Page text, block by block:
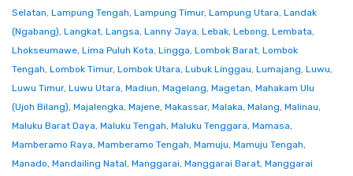
Selatan, Lampung Tengah, Lampung Timur, Lampung Utara, Landak
(Ngabang), Langkat, Langsa, Lanny Jaya, Lebak, Lebong, Lembata,
Lhokseumawe, Lima Puluh Kota, Lingga, Lombok Barat, Lombok
Tengah, Lombok Timur, Lombok Utara, Lubuk Linggau, Lumajang, Luwu,
Luwu Timur, Luwu Utara, Madiun, Magelang, Magetan, Mahakam Ulu
(Ujoh Bilang), Majalengka, Majene, Makassar, Malaka, Malang, Malinau,
Maluku Barat Daya, Maluku Tengah, Maluku Tenggara, Mamasa,
Mamberamo Raya, Mamberamo Tengah, Mamuju, Mamuju Tengah,
Manado, Mandailing Natal, Manggarai, Manggarai Barat, Manggarai